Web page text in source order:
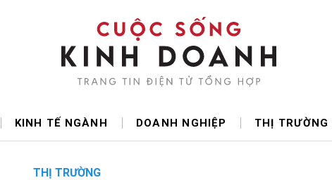
KINH TẾ NGÀNH DOANH NGHIỆP THỊ TRƯỜNG
THỊ TRƯỜNG